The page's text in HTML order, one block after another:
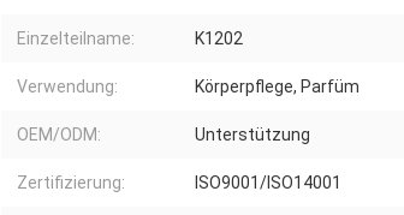
Einzelteilname: K1202
Verwendung: Körperpflege, Parfüm
OEM/ODM: Unterstützung
Zertifizierung: ISO9001/ISO14001